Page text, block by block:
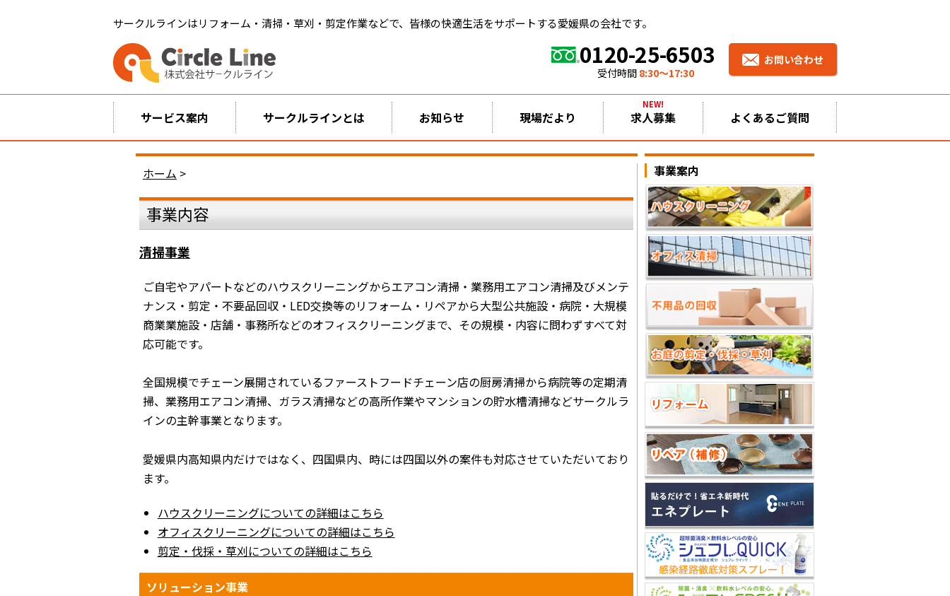
サークルラインはリフォーム・清掃・草刈・剪定作業などで、皆様の快適生活をサポートする愛媛県の会社です。
0120-25-6503
受付時間 8:30〜17:30
お問い合わせ
サービス案内 サークルラインとは お知らせ 現場だより 求人募集
NEW!
よくあるご質問
ホーム >
事業内容
清掃事業
ご自宅やアパートなどのハウスクリーニングからエアコン清掃・業務用エアコン清掃及びメンテ
ナンス・剪定・不要品回収・LED交換等のリフォーム・リペアから大型公共施設・病院・大規模
商業業施設・店舗・事務所などのオフィスクリーニングまで、その規模・内容に問わずすべて対
応可能です。
全国規模でチェーン展開されているファーストフードチェーン店の厨房清掃から病院等の定期清
掃、業務用エアコン清掃、ガラス清掃などの高所作業やマンションの貯水槽清掃などサークルラ
インの主幹事業となります。
愛媛県内高知県内だけではなく、四国県内、時には四国以外の案件も対応させていただいており
ます。
ハウスクリーニングについての詳細はこちら
オフィスクリーニングについての詳細はこちら
剪定・伐採・草刈についての詳細はこちら
ソリューション事業
事業案内